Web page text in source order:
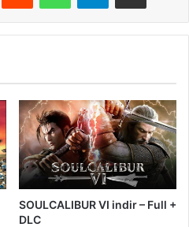
SOULCALIBUR VI indir – Full +
DLC